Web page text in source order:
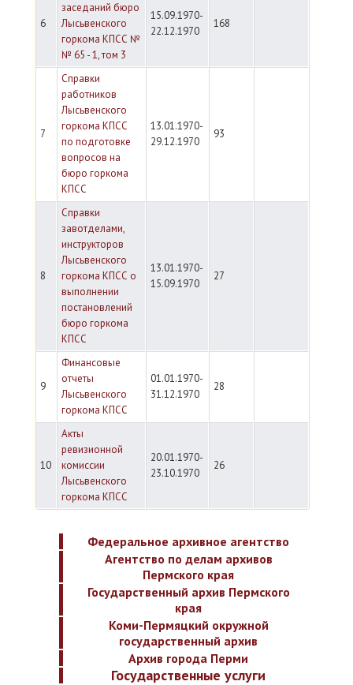
6
заседаний бюро
Лысьвенского
горкома КПСС №
№ 65 - 1, том 3
15.09.1970-
22.12.1970
168
7
Справки
работников
Лысьвенского
горкома КПСС
по подготовке
вопросов на
бюро горкома
КПСС
13.01.1970-
29.12.1970
93
8
Справки
завотделами,
инструкторов
Лысьвенского
горкома КПСС о
выполнении
постановлений
бюро горкома
КПСС
13.01.1970-
15.09.1970
27
9
Финансовые
отчеты
Лысьвенского
горкома КПСС
01.01.1970-
31.12.1970
28
10
Акты
ревизионной
комиссии
Лысьвенского
горкома КПСС
20.01.1970-
23.10.1970
26
Федеральное архивное агентство
Агентство по делам архивов
Пермского края
Государственный архив Пермского
края
Коми-Пермяцкий окружной
государственный архив
Архив города Перми
Государственные услуги